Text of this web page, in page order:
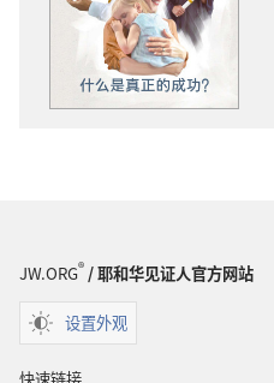
JW.ORG®/ 耶和华见证人官方网站
设置外观